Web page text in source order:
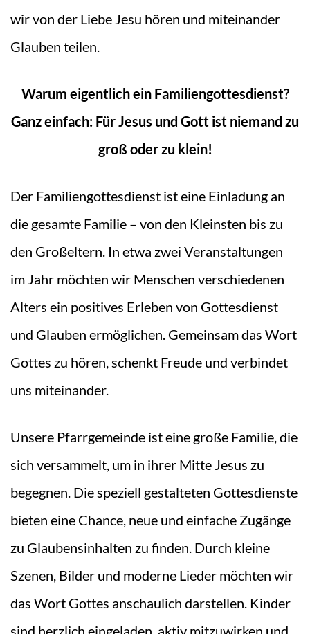
wir von der Liebe Jesu hören und miteinander
Glauben teilen.
Warum eigentlich ein Familiengottesdienst?
Ganz einfach: Für Jesus und Gott ist niemand zu
groß oder zu klein!
Der Familiengottesdienst ist eine Einladung an
die gesamte Familie – von den Kleinsten bis zu
den Großeltern. In etwa zwei Veranstaltungen
im Jahr möchten wir Menschen verschiedenen
Alters ein positives Erleben von Gottesdienst
und Glauben ermöglichen. Gemeinsam das Wort
Gottes zu hören, schenkt Freude und verbindet
uns miteinander.
Unsere Pfarrgemeinde ist eine große Familie, die
sich versammelt, um in ihrer Mitte Jesus zu
begegnen. Die speziell gestalteten Gottesdienste
bieten eine Chance, neue und einfache Zugänge
zu Glaubensinhalten zu finden. Durch kleine
Szenen, Bilder und moderne Lieder möchten wir
das Wort Gottes anschaulich darstellen. Kinder